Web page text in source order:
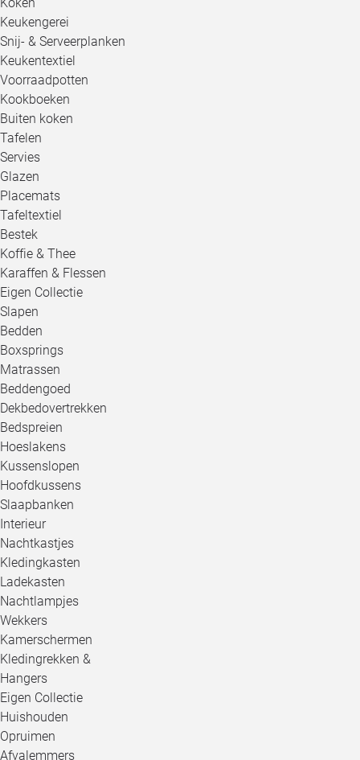
Keukengerei
Snij- & Serveerplanken
Keukentextiel
Voorraadpotten
Kookboeken
Buiten koken
Tafelen
Servies
Glazen
Placemats
Tafeltextiel
Bestek
Koffie & Thee
Karaffen & Flessen
Eigen Collectie
Slapen
Bedden
Boxsprings
Matrassen
Beddengoed
Dekbedovertrekken
Bedspreien
Hoeslakens
Kussenslopen
Hoofdkussens
Slaapbanken
Interieur
Nachtkastjes
Kledingkasten
Ladekasten
Nachtlampjes
Wekkers
Kamerschermen
Kledingrekken &
Hangers
Eigen Collectie
Huishouden
Opruimen
Afvalemmers